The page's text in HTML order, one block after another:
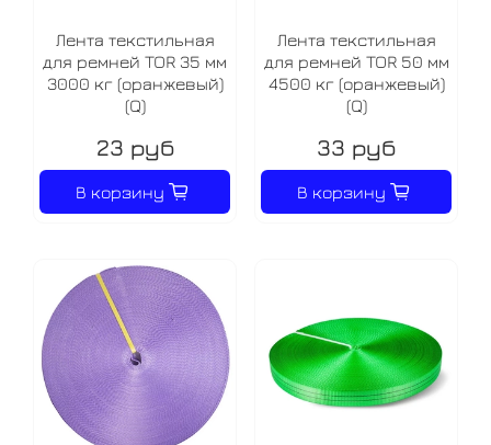
Лента текстильная
для ремней TOR 35 мм
3000 кг (оранжевый)
(Q)
23 руб
В корзину
Лента текстильная
для ремней TOR 50 мм
4500 кг (оранжевый)
(Q)
33 руб
В корзину